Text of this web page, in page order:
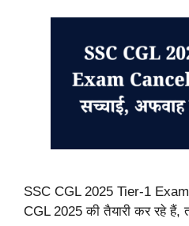
SSC CGL 2025 Tier-1
CGL 2025 की तैयारी कर रहे हैं,